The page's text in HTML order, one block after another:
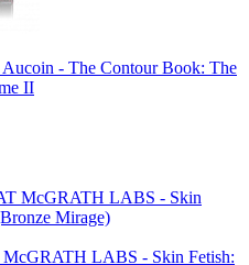
- The Contour Book: The
II
LABS - Skin Fetish: